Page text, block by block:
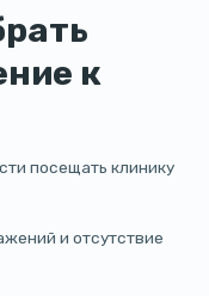
к
посещать клинику
и отсутствие